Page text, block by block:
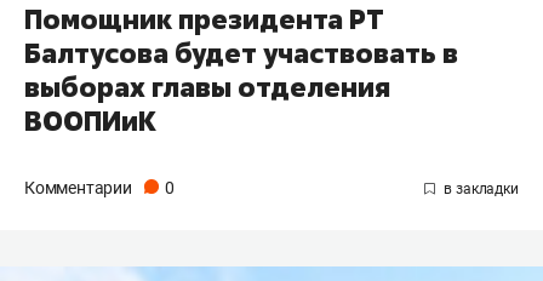
Помощник президента РТ
Балтусова будет участвовать в
выборах главы отделения
ВООПИиК
Комментарии 0